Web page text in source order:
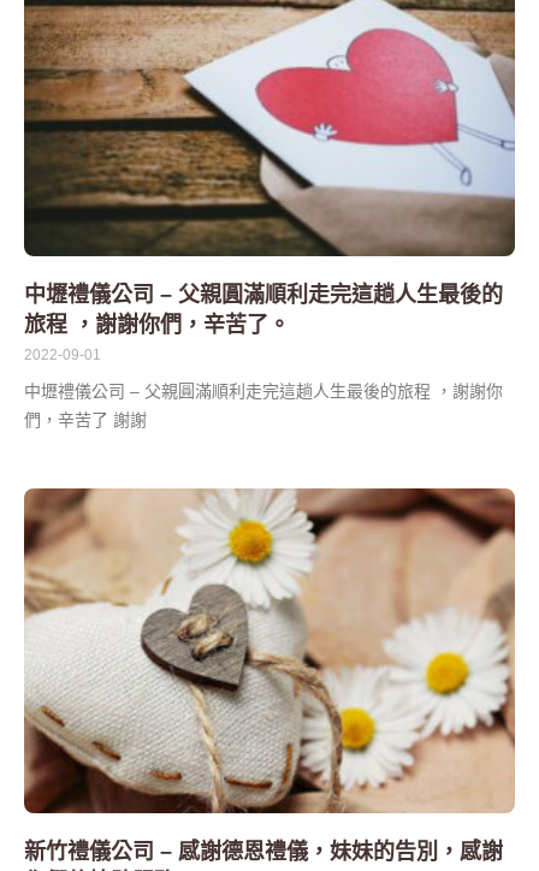
中壢禮儀公司 – 父親圓滿順利走完這趟人生最後的
旅程 ，謝謝你們，辛苦了。
2022-09-01
中壢禮儀公司 – 父親圓滿順利走完這趟人生最後的旅程 ，謝謝你
們，辛苦了 謝謝
新竹禮儀公司 – 感謝德恩禮儀，妹妹的告別，感謝